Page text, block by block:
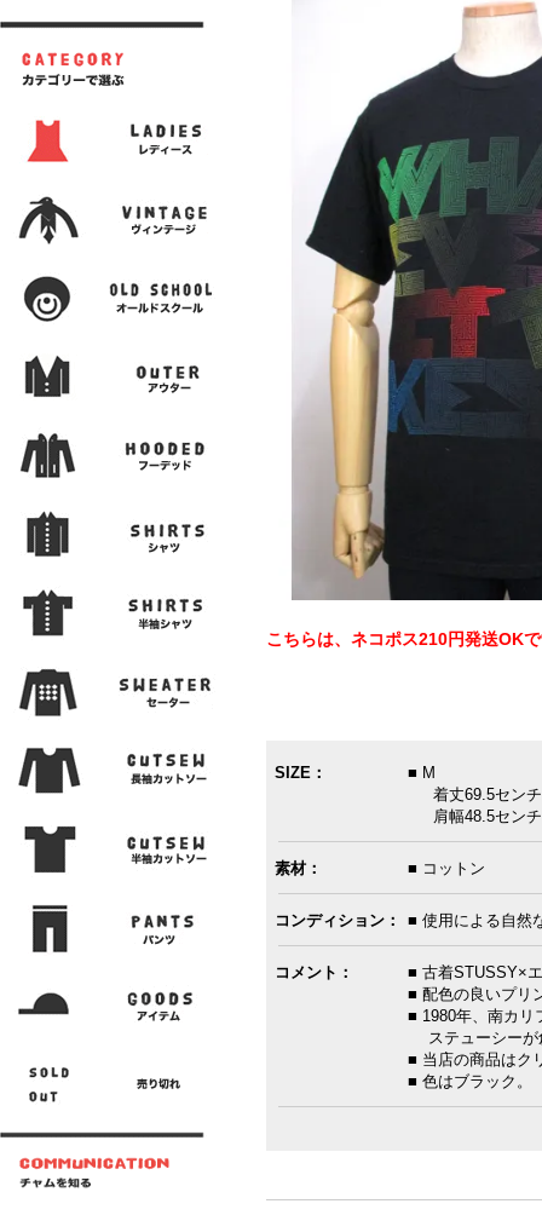
こちらは、ネコポス210円発送OK
SIZE：
■ M
着丈69.5センチ
肩幅48.5セン
素材： ■ コットン
コンディション： ■ 使用による自然
コメント：
■ 古着STUSSY×
■ 配色の良いプリ
■ 1980年、南カリ
ステューシーが
■ 当店の商品はク
■ 色はブラック。